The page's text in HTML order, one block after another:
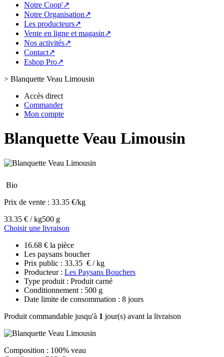
Notre Coop'↗
Notre Organisation↗
Les producteurs↗
Vente en ligne et magasin↗
Nos activités↗
Contact↗
Eshop Pro↗
> Blanquette Veau Limousin
Accès direct
Commander
Mon compte
Blanquette Veau Limousin
Bio
Prix de vente : 33.35 €/kg
33.35 € / kg500 g
Choisir une livraison
16.68 € la pièce
Les paysans boucher
Prix public : 33.35 € / kg
Producteur : Les Paysans Bouchers
Type produit : Produit carné
Conditionnement : 500 g
Date limite de consommation : 8 jours
Produit commandable jusqu'à 1 jour(s) avant la livraison
Composition : 100% veau